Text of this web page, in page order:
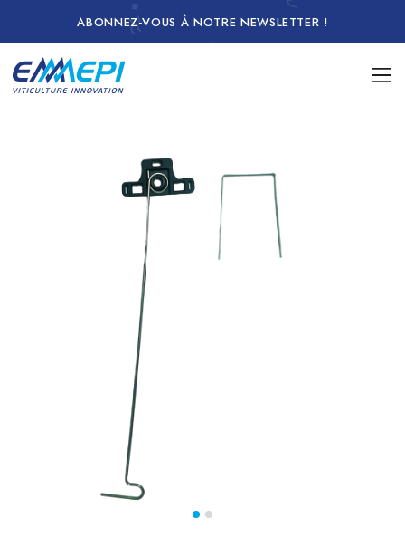
ABONNEZ-VOUS À NOTRE NEWSLETTER !